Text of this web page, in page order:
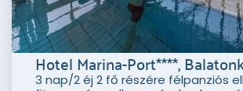
Hotel Marina-Port****,
3 nap/2 éj 2 fő részére félpanziós